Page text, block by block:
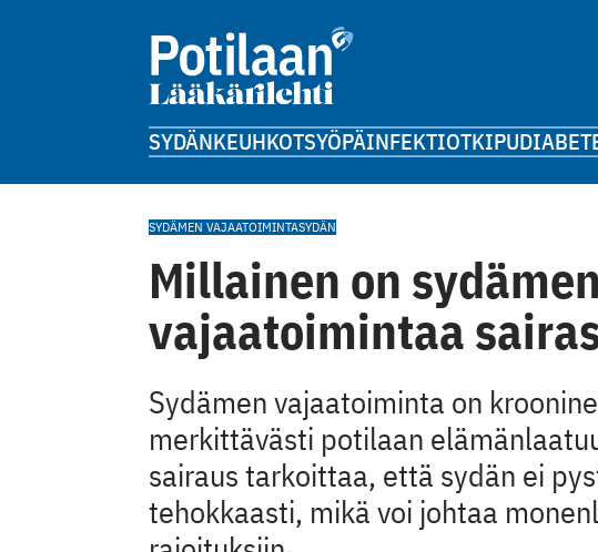
SYDÄNKEUHKOTSYÖPÄINFEKTIOTKIPU
SYDÄMEN VAJAATOIMINTASYDÄN
Millainen on sydämen
vajaatoimintaa
Sydämen vajaatoiminta on
merkittävästi potilaan
sairaus tarkoittaa, että sydän ei
tehokkaasti, mikä voi johtaa